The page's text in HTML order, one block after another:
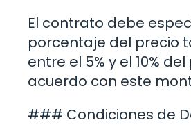
El contrato debe
porcentaje del precio
entre el 5% y el 10%
acuerdo con este
### Condiciones de